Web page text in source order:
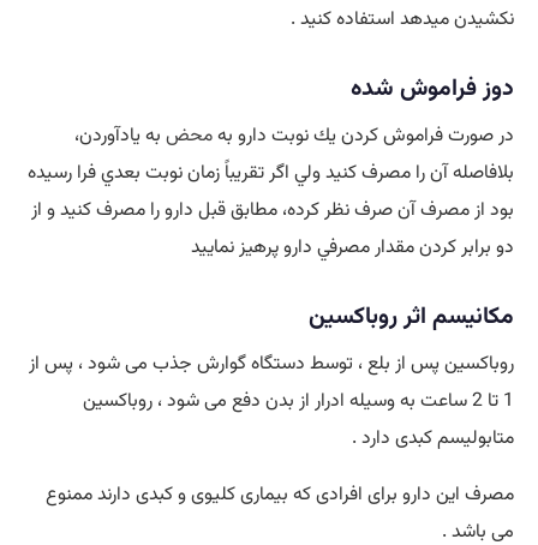
نکشیدن میدهد استفاده کنید .
دوز فراموش شده
در صورت فراموش كردن يك نوبت دارو بهمحض به يادآوردن،
بلافاصله آن را مصرف كنيد ولي اگر تقريباً زمان نوبت بعدي فرا رسيده
بود از مصرف آن صرف نظر كرده، مطابق قبل دارو را مصرف كنيد و از
دو برابر كردن مقدار مصرفي دارو پرهيز نماييد
مکانیسم اثر روباکسین
روباکسین پس از بلع ، توسط دستگاه گوارش جذب می شود ، پس از
1 تا 2 ساعت به وسیله ادرار از بدن دفع می شود ، روباکسین
متابولیسم کبدی دارد .
مصرف این دارو برای افرادی که بیماری کلیوی و کبدی دارند ممنوع
می باشد .